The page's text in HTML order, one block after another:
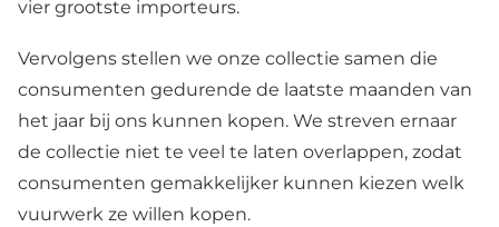
vier grootste importeurs.
Vervolgens stellen we onze collectie samen die
consumenten gedurende de laatste maanden van
het jaar bij ons kunnen kopen. We streven ernaar
de collectie niet te veel te laten overlappen, zodat
consumenten gemakkelijker kunnen kiezen welk
vuurwerk ze willen kopen.